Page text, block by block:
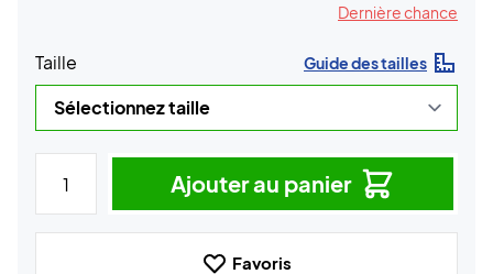
Dernière chance
Taille Guide des tailles
Ajouter au panier
Favoris